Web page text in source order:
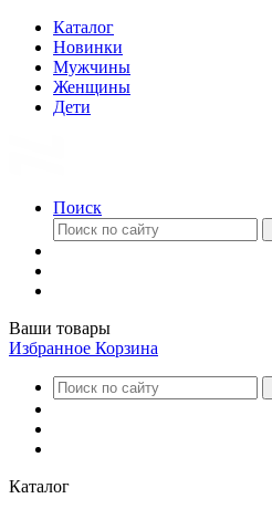
Каталог
Новинки
Мужчины
Женщины
Дети
Поиск
Ваши товары
Избранное Корзина
Каталог